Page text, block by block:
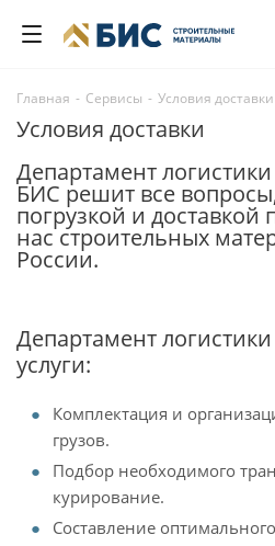
Главная - Сервисы - Условия доставки
Условия доставки
Департамент
БИС решит все
погрузкой и доставкой
нас строительных
России.
Департамент
услуги:
Комплектация и
грузов.
Подбор необходимого
курирование.
Составление